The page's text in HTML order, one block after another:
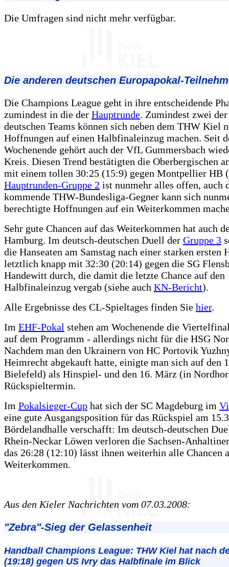
Die Umfragen sind nicht mehr verfügbar.
Die anderen deutschen Europapokal-
Die Champions League geht in ihre entscheidende
zumindest in die der Hauptrunde. Zumindest zwei
deutschen Teams können sich neben dem THW Kiel
Hoffnungen auf einen Halbfinaleinzug machen. Seit
Wochenende gehört auch der VfL Gummersbach
Kreis. Diesen Trend bestätigten die Oberbergischen
mit einem tollen 30:25 (15:9) gegen Montpellier HB
Hauptrunden-Gruppe 2 ist nunmehr alles offen, auch
kommende THW-Bundesliga-Gegner kann sich
berechtigte Hoffnungen auf ein Weiterkommen
Sehr gute Chancen auf das Weiterkommen hat auch
Hamburg. Im deutsch-deutschen Duell der Gruppe 3
die Hanseaten am Samstag nach einer starken ersten
letztlich knapp mit 32:30 (20:14) gegen die SG
Handewitt durch, die damit die letzte Chance auf den
Halbfinaleinzug vergab (siehe auch KN-Bericht).
Alle Ergebnisse des CL-Spieltages finden Sie hier.
Im EHF-Pokal stehen am Wochenende die
auf dem Programm - allerdings nicht für die HSG
Nachdem man den Ukrainern von HC Portovik
Heimrecht abgekauft hatte, einigte man sich auf den
Bielefeld) als Hinspiel- und den 16. März (in
Rückspieltermin.
Im Pokalsieger-Cup hat sich der SC Magdeburg im
eine gute Ausgangsposition für das Rückspiel am
Bördelandhalle verschafft: Im deutsch-deutschen
Rhein-Neckar Löwen verloren die Sachsen-
das 26:28 (12:10) lässt ihnen weiterhin alle Chancen
Weiterkommen.
Aus den Kieler Nachrichten vom 07.03.2008:
"Zebra"-Sieg der Gelassenheit
Handball Champions League: THW Kiel hat nach
(19:18) gegen US Ivry das Halbfinale im Blick